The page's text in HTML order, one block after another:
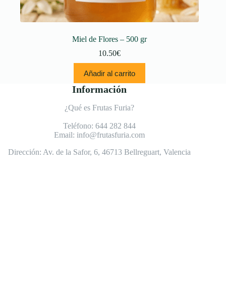
Miel de Flores – 500 gr
10.50€
Añadir al carrito
Información
¿Qué es Frutas Furia?
Teléfono:644 282 844
Email: info@frutasfuria.com
Dirección: Av. de la Safor, 6, 46713 Bellreguart, Valencia